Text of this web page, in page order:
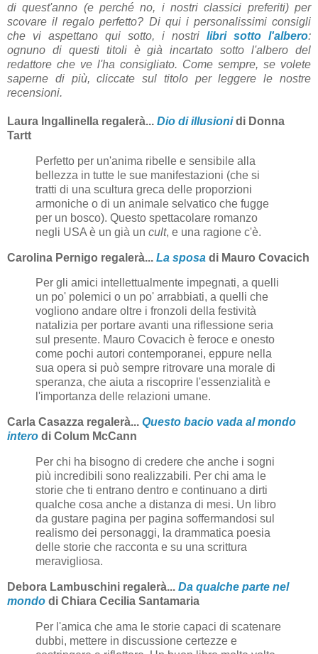
di quest'anno (e perché no, i nostri classici preferiti) per
scovare il regalo perfetto? Di qui i personalissimi consigli
che vi aspettano qui sotto, i nostri libri sotto l'albero:
ognuno di questi titoli è già incartato sotto l'albero del
redattore che ve l'ha consigliato. Come sempre, se volete
saperne di più, cliccate sul titolo per leggere le nostre
recensioni.
Laura Ingallinella regalerà... Dio di illusionidi Donna
Tartt
Perfetto per un'anima ribelle e sensibile alla
bellezza in tutte le sue manifestazioni (che si
tratti di una scultura greca delle proporzioni
armoniche o di un animale selvatico che fugge
per un bosco). Questo spettacolare romanzo
negli USA è un già un cult, e una ragione c'è.
Carolina Pernigo regalerà... La sposa di Mauro Covacich
Per gli amici intellettualmente impegnati, a quelli
un po' polemici o un po' arrabbiati, a quelli che
vogliono andare oltre i fronzoli della festività
natalizia per portare avanti una riflessione seria
sul presente. Mauro Covacich è feroce e onesto
come pochi autori contemporanei, eppure nella
sua opera si può sempre ritrovare una morale di
speranza, che aiuta a riscoprire l'essenzialità e
l'importanza delle relazioni umane.
Carla Casazza regalerà... Questo bacio vada al mondo
intero di Colum McCann
Per chi ha bisogno di credere che anche i sogni
più incredibili sono realizzabili. Per chi ama le
storie che ti entrano dentro e continuano a dirti
qualche cosa anche a distanza di mesi. Un libro
da gustare pagina per pagina soffermandosi sul
realismo dei personaggi, la drammatica poesia
delle storie che racconta e su una scrittura
meravigliosa.
Debora Lambuschini regalerà... Da qualche parte nel
mondo di Chiara Cecilia Santamaria
Per l'amica che ama le storie capaci di scatenare
dubbi, mettere in discussione certezze e